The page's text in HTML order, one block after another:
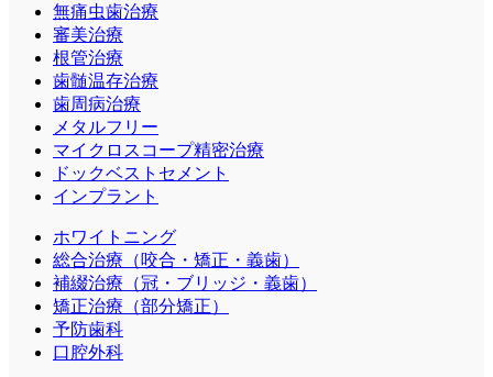
無痛虫歯治療
審美治療
根管治療
歯髄温存治療
歯周病治療
メタルフリー
マイクロスコープ精密治療
ドックベストセメント
インプラント
ホワイトニング
総合治療（咬合・矯正・義歯）
補綴治療（冠・ブリッジ・義歯）
矯正治療（部分矯正）
予防歯科
口腔外科